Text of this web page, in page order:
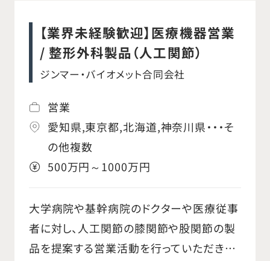
廃液システム、吸収性癒着防止材、各種局
所止血材などを幅広い診療科に提案する。
○体に負担が少ない低侵襲手術関連製品、
開腹鏡視下手術用の自動縫合器、自動吻合
器、超音波メス等を提案する。 ○自社製品の
安全適正使用啓発のための情報提供を行
い、質の高い外科手術が行われる環境を医
療従事者とともに創造する。 ○医療従事者
リトリー / 病院を持ち、エリアをマネジメン
トしながら、自社製品の売上最大化を行う。
【業界未経験歓迎】医療機器営業
/ 整形外科製品（人工関節）
ジンマー・バイオメット合同会社
営業
愛知県,東京都,北海道,神奈川県・・・そ
の他複数
500万円～1000万円
大学病院や基幹病院のドクターや医療従事
者に対し、人工関節の膝関節や股関節の製
品を提案する営業活動を行っていただきま